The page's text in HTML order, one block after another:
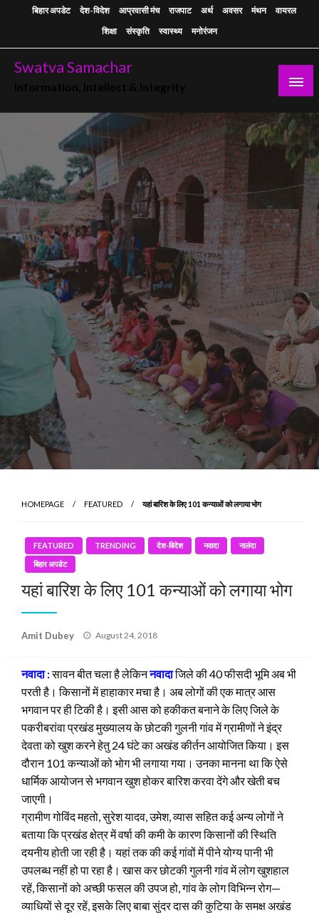
बिहार अपडेट देश-विदेश आप्रवासी मंच राजपाट अर्थ अवसर मंथन
वायरल
शिक्षा
संस्कृति स्वास्थ्य मनोरंजन
Swatva Samachar
HOMEPAGE FEATURED यहां बारिश के लिए 101 कन्याओं को लगाया भोग
FEATURED TRENDING देश-विदेश नवादा
नालंदा
बिहार अपडेट
यहां बारिश के लिए 101 कन्याओं को लगाया भोग
Amit Dubey
Posted
August 24, 2018
नवादा :सावन बीत चला है लेकिननवादाजिले की 40 फीसदी भूमि अब भी
परती है। किसानों में हाहाकार मचा है। अब लोगों की एक मात्र आस
भगवान पर ही टिकी है। इसी आस को हकीकत बनाने के लिए जिले के
पकरीबरांवा प्रखंड मुख्यालय के छोटकी गुलनी गांव में ग्रामीणों ने इंद्र
देवता को खुश करने हेतु 24 घंटे का अखंड कीर्तन आयोजित किया। इस
दौरान 101 कन्याओं को भोग भी लगाया गया। उनका मानना था कि ऐसे
धार्मिक आयोजन से भगवान खुश होकर बारिश करवा देंगे और खेती बच
जाएगी।
ग्रामीण गोविंद महतो, सुरेश यादव, उमेश, व्यास सहित कई अन्य लोगों ने
बताया कि प्रखंड क्षेत्र में वर्षा की कमी के कारण किसानों की स्थिति
दयनीय होती जा रही है। यहां तक की कई गांवों में पीने योग्य पानी भी
उपलब्ध नहीं हो पा रहा है। खास कर छोटकी गुलनी गांव में लोग खुशहाल
रहें, किसानों को अच्छी फसल की उपज हो, गांव के लोग विभिन्न रोग—
व्याधियों से दूर रहें, इसके लिए बाबा सुंदर दास की कुटिया के समक्ष अखंड